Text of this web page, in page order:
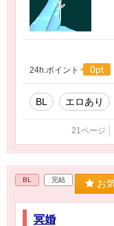
24h.ポイント 0pt
BL エロあり
21ページ
BL 完結 お
冥婚